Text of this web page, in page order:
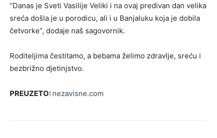
“Danas je Sveti Vasilije Veliki i na ovaj predivan dan velika
sreća došla je u porodicu, ali i u Banjaluku koja je dobila
četvorke”, dodaje naš sagovornik.
Roditeljima čestitamo, a bebama želimo zdravlje, sreću i
bezbrižno djetinjstvo.
PREUZETO: nezavisne.com